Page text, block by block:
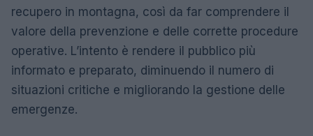
recupero in montagna, così da far comprendere il
valore della prevenzione e delle corrette procedure
operative. L’intento è rendere il pubblico più
informato e preparato, diminuendo il numero di
situazioni critiche e migliorando la gestione delle
emergenze.